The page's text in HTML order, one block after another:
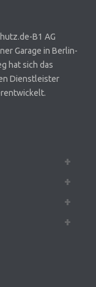
B1 AG
Garage in Berlin-
hat sich das
Dienstleister